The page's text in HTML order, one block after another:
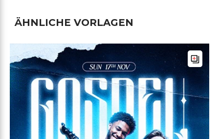
ÄHNLICHE VORLAGEN